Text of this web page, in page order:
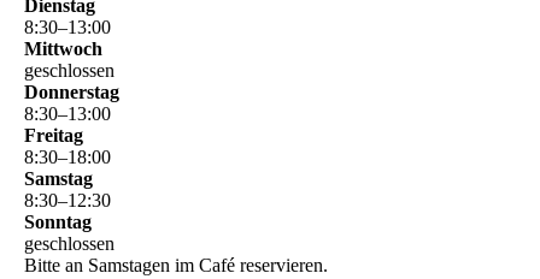
Dienstag
8:30–13:00
Mittwoch
geschlossen
Donnerstag
8:30–13:00
Freitag
8:30–18:00
Samstag
8:30–12:30
Sonntag
geschlossen
Bitte an Samstagen im Café reservieren.